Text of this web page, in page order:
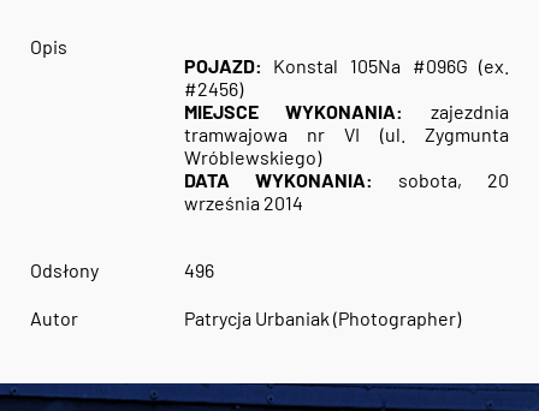
Opis
POJAZD: Konstal 105Na #096G (ex.
#2456)
MIEJSCE WYKONANIA:
zajezdnia
tramwajowa nr VI (ul. Zygmunta
Wróblewskiego)
DATA WYKONANIA: sobota, 20
września 2014
Odsłony 496
Autor Patrycja Urbaniak (Photographer)